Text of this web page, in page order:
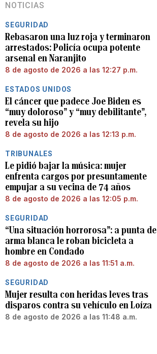
NOTICIAS
SEGURIDAD
Rebasaron una luz roja y terminaron
arrestados: Policía ocupa potente
arsenal en Naranjito
8 de agosto de 2026 a las 12:27 p.m.
ESTADOS UNIDOS
El cáncer que padece Joe Biden es
“muy doloroso” y “muy debilitante”,
revela su hijo
8 de agosto de 2026 a las 12:13 p.m.
TRIBUNALES
Le pidió bajar la música: mujer
enfrenta cargos por presuntamente
empujar a su vecina de 74 años
8 de agosto de 2026 a las 12:05 p.m.
SEGURIDAD
“Una situación horrorosa”: a punta de
arma blanca le roban bicicleta a
hombre en Condado
8 de agosto de 2026 a las 11:51 a.m.
SEGURIDAD
Mujer resulta con heridas leves tras
disparos contra su vehículo en Loíza
8 de agosto de 2026 a las 11:48 a.m.